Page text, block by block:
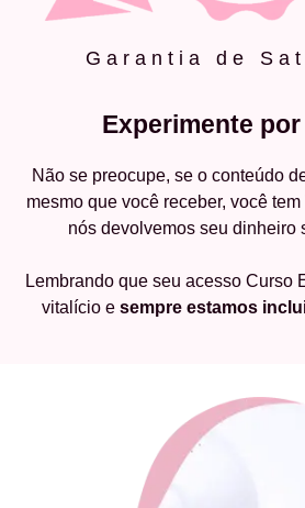
Garantia de
Experimente por
Não se preocupe, se o conteúdo
mesmo que você receber, você tem
nós devolvemos seu dinheiro
Lembrando que seu acesso Curso
vitalício e sempre estamos